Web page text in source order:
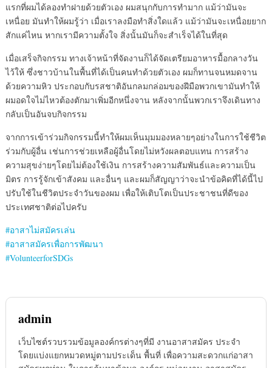
แรกที่ผมได้ลองทำฝายด้วยตัวเอง ผมสนุกกับการทำมาก แม้ว่ามันจะ
เหนื่อย มันทำให้ผมรู้ว่า เมื่อเราลงมือทำสิ่งใดแล้ว แม้ว่ามันจะเหนื่อยยาก
สักแค่ไหน หากเรามีความตั้งใจ สิ่งนั้นมันก็จะสำเร็จได้ในที่สุด
เมื่อเสร็จกิจกรรม ทางเจ้าหน้าที่จัดงานก็ได้จัดเตรียมอาหารมื้อกลางวัน
ไว้ให้ ซึ่งชาวบ้านในพื้นที่ได้เป็นคนทำด้วยตัวเอง ผมก็ทานจนหมดจาน
ด้วยความหิว ประกอบกับรสชาติอันกลมกล่อมของฝีมือพวกเขามันทำให้
ผมอดใจไม่ไหวต้องตักมาเพิ่มอีกหนึ่งจาน หลังจากนั้นพวกเราจึงเดินทาง
กลับเป็นอันจบกิจกรรม
จากการเข้าร่วมกิจกรรมนี้ทำให้ผมเห็นมุมมองหลายๆอย่างในการใช้ชีวิต
ร่วมกับผู้อื่น เช่นการช่วยเหลือผู้อื่นโดยไม่หวังผลตอบแทน การสร้าง
ความสุขง่ายๆโดยไม่ต้องใช้เงิน การสร้างความสัมพันธ์และความเป็น
มิตร การรู้จักเข้าสังคม และอื่นๆ และผมก็สัญญาว่าจะนำข้อคิดที่ได้นี้ไป
ปรับใช้ในชีวิตประจำวันของผม เพื่อให้เติบโตเป็นประชาชนที่ดีของ
ประเทศชาติต่อไปครับ
#อาสาไม่สมัครเล่น
#อาสาสมัครเพื่อการพัฒนา
#VolunteerforSDGs
admin
เว็บไซต์รวบรวมข้อมูลองค์กรต่างๆที่มี งานอาสาสมัคร ประจำ
โดยแบ่งแยกหมวดหมู่ตามประเด็น พื้นที่ เพื่อความสะดวกแก่อาสา